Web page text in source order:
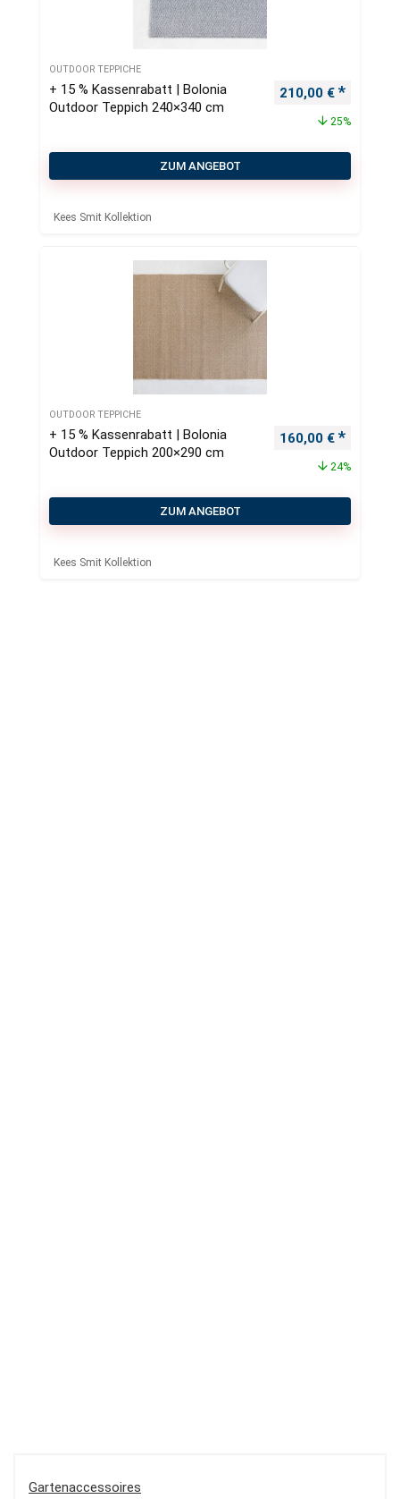
OUTDOOR TEPPICHE
+ 15 % Kassenrabatt | Bolonia
Outdoor Teppich 240×340 cm
Ursprünglicher
210,00 €
25%
ZUM ANGEBOT
Kees Smit Kollektion
OUTDOOR TEPPICHE
+ 15 % Kassenrabatt | Bolonia
Outdoor Teppich 200×290 cm
Ursprünglicher
160,00 €
24%
ZUM ANGEBOT
Kees Smit Kollektion
Gartenaccessoires